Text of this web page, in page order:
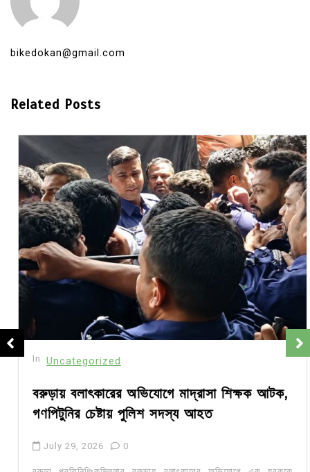
bikedokan@gmail.com
Related Posts
Uncategorized
বরুড়ায় বলাৎকারের অভিযোগে মাদ্রাসা শিক্ষক আটক,
গণপিটুনির চেষ্টায় পুলিশ সদস্য আহত
July 29, 2026 0